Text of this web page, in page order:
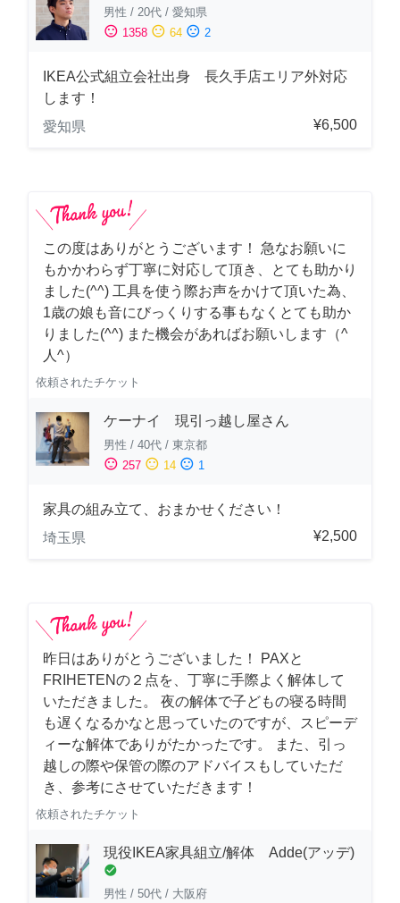
男性 / 20代 / 愛知県
sentiment_satisfied 1358 sentiment_neutral 64 sentiment_dissatisfied 2
IKEA公式組立会社出身 長久手店エリア外対応
します！
愛知県
¥6,500
この度はありがとうございます！ 急なお願いに
もかかわらず丁寧に対応して頂き、とても助かり
ました(^^) 工具を使う際お声をかけて頂いた為、
1歳の娘も音にびっくりする事もなくとても助か
りました(^^) また機会があればお願いします（^
人^）
依頼されたチケット
ケーナイ 現引っ越し屋さん
男性 / 40代 / 東京都
sentiment_satisfied 257 sentiment_neutral 14 sentiment_dissatisfied 1
家具の組み立て、おまかせください！
埼玉県
¥2,500
昨日はありがとうございました！ PAXと
FRIHETENの２点を、丁寧に手際よく解体して
いただきました。 夜の解体で子どもの寝る時間
も遅くなるかなと思っていたのですが、スピーデ
ィーな解体でありがたかったです。 また、引っ
越しの際や保管の際のアドバイスもしていただ
き、参考にさせていただきます！
依頼されたチケット
現役IKEA家具組立/解体 Adde(アッデ)
check_circle
男性 / 50代 / 大阪府